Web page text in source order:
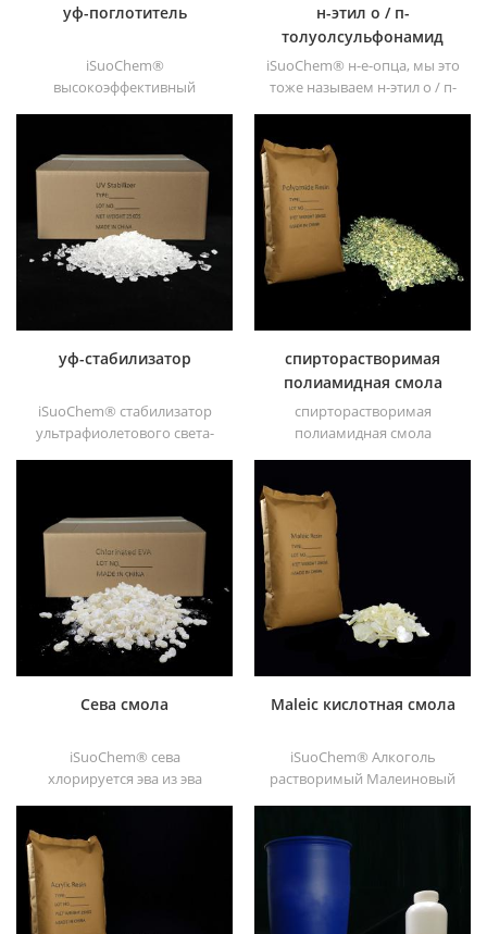
уф-поглотитель
iSuoChem®
высокоэффективный
совместимостью, низкой
летучестью, хорошей
ультрафиолетовой
абсорбцией, подходит для
ПК, домашних животных,
пом, полиамида,
полипропилена,
полиуретана и полиуретана
и т. д.
н-этил о / п-
толуолсульфонамид
iSuoChem® н-е-опца, мы это
тоже называем н-этил о / п-
орто-пара-
толуолсульфонамид (н-е-о /
уф-стабилизатор
iSuoChem® стабилизатор
ультрафиолетового света-
гранулы и трупные
гранулы.
спирторастворимая
полиамидная смола
спирторастворимая
полиамидная смола
спирторастворимую
полиамидную смолу
различных типов,
например, DT610, DT610A,
DT610H и dt6245
Сева смола
iSuoChem® сева
хлорируется эва из эва
органическом
растворителе, таком как
толуол, сложный эфир и т. д.
Maleic кислотная смола
iSuoChem® Алкоголь
растворимый Малеиновый
смешанном растворителе
алкоголями растворитель.
Он предлагает высокий